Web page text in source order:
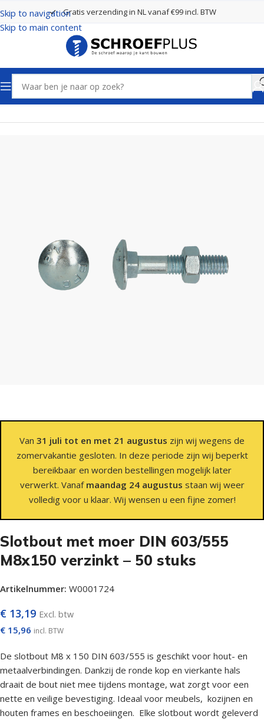
Skip to navigation
Skip to main content
Gratis verzending in NL vanaf €99 incl. BTW
Home Bouten, Moeren en Ringen Slotbouten
Van 31 juli tot en met 21 augustus zijn wij wegens de
zomervakantie gesloten. In deze periode zijn wij beperkt
bereikbaar en worden bestellingen mogelijk later
verwerkt. Vanaf maandag 24 augustus staan wij weer
volledig voor u klaar. Wij wensen u een fijne zomer!
Slotbout met moer DIN 603/555
M8x150 verzinkt – 50 stuks
Artikelnummer: W0001724
€ 13,19 Excl. btw
€ 15,96 incl. BTW
De slotbout M8 x 150 DIN 603/555 is geschikt voor hout- en
metaalverbindingen. Dankzij de ronde kop en vierkante hals
draait de bout niet mee tijdens montage, wat zorgt voor een
nette en veilige bevestiging. Ideaal voor meubels, kozijnen en
houten frames en beschoeiingen. Elke slotbout wordt geleverd